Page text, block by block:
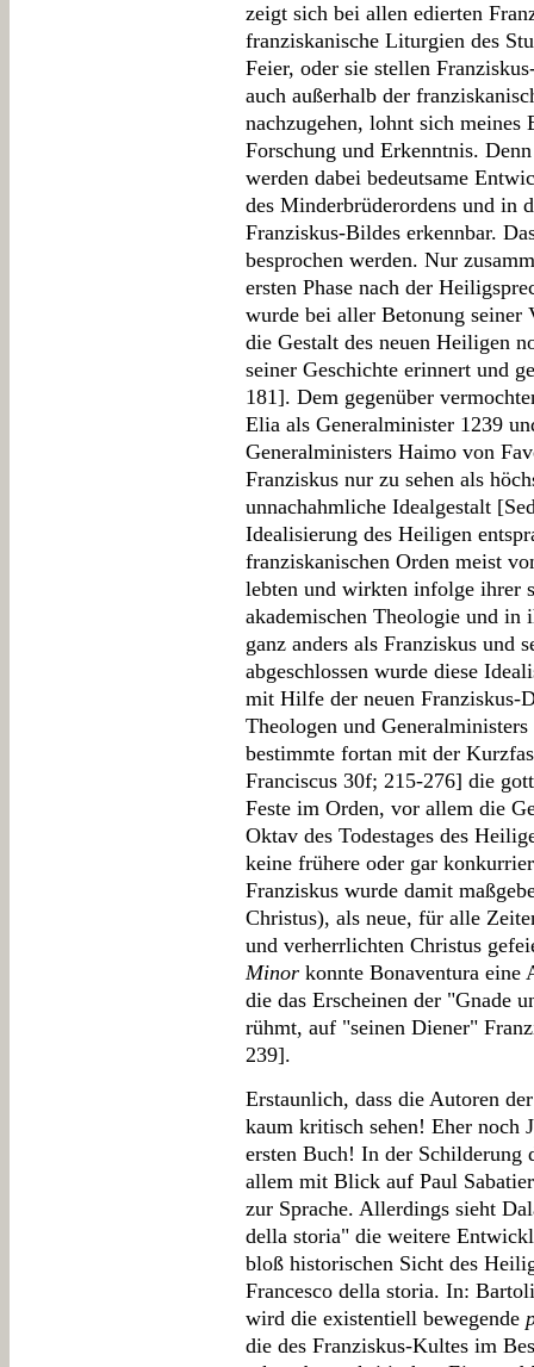
zeigt sich bei allen edierten
franziskanische Liturgien des
Feier, oder sie stellen
auch außerhalb der
nachzugehen, lohnt sich meines
Forschung und Erkenntnis.
werden dabei bedeutsame
des Minderbrüderordens und in
Franziskus-Bildes erkennbar.
besprochen werden. Nur
ersten Phase nach der
wurde bei aller Betonung
die Gestalt des neuen Heiligen
seiner Geschichte erinnert und
181]. Dem gegenüber
Elia als Generalminister 1239
Generalministers Haimo von
Franziskus nur zu sehen als
unnachahmliche Idealgestalt
Idealisierung des Heiligen
franziskanischen Orden meist
lebten und wirkten infolge ihrer
akademischen Theologie und
ganz anders als Franziskus und
abgeschlossen wurde diese
mit Hilfe der neuen Franziskus-
Theologen und
bestimmte fortan mit der
Franciscus 30f; 215-276] die
Feste im Orden, vor allem die
Oktav des Todestages des
keine frühere oder gar
Franziskus wurde damit
Christus), als neue, für alle
und verherrlichten Christus
Minor konnte Bonaventura eine
die das Erscheinen der "Gnade
rühmt, auf "seinen Diener"
239].
Erstaunlich, dass die Autoren
kaum kritisch sehen! Eher noch
ersten Buch! In der Schilderung
allem mit Blick auf Paul
zur Sprache. Allerdings sieht
della storia" die weitere
bloß historischen Sicht des
Francesco della storia. In:
wird die existentiell bewegende
die des Franziskus-Kultes im